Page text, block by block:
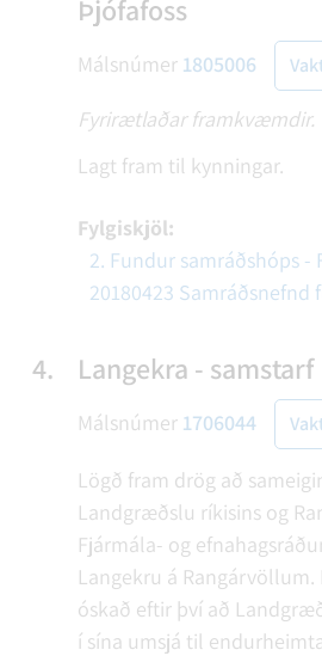
Þjófafoss
Málsnúmer 1805006
Fyrirætlaðar framkvæmdir.
Lagt fram til kynningar.
Fylgiskjöl:
2. Fundur samráðshóps -
20180423 Samráðsnefnd
4. Langekra - samstarf
Málsnúmer 1706044
Lögð fram drög að
Landgræðslu ríkisins og
Fjármála- og
Langekru á
óskað eftir því að
í sína umsjá til